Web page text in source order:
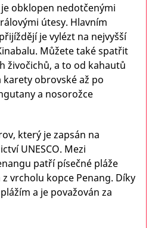
obklopen nedotčenými
útesy. Hlavním
je vylézt na nejvyšší
. Můžete také spatřit
živočichů, a to od kahautů
obrovské až po
a nosorožce
který je zapsán na
UNESCO. Mezi
patří písečné pláže
vrcholu kopce Penang. Díky
a je považován za